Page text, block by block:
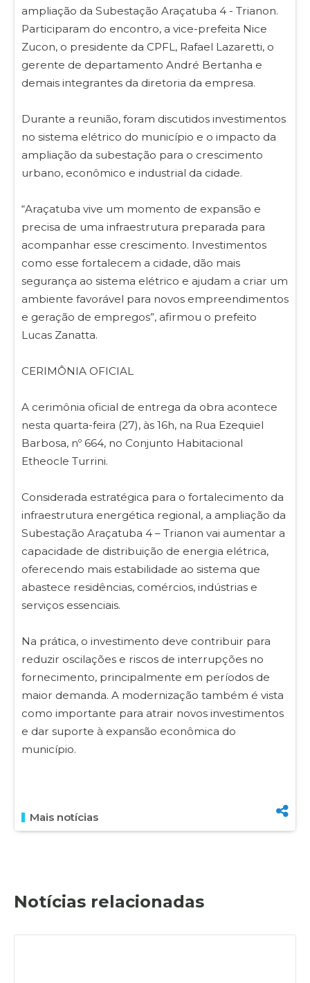
ampliação da Subestação Araçatuba 4 - Trianon.
Participaram do encontro, a vice-prefeita Nice
Zucon, o presidente da CPFL, Rafael Lazaretti, o
gerente de departamento André Bertanha e
demais integrantes da diretoria da empresa.
Durante a reunião, foram discutidos investimentos
no sistema elétrico do município e o impacto da
ampliação da subestação para o crescimento
urbano, econômico e industrial da cidade.
“Araçatuba vive um momento de expansão e
precisa de uma infraestrutura preparada para
acompanhar esse crescimento. Investimentos
como esse fortalecem a cidade, dão mais
segurança ao sistema elétrico e ajudam a criar um
ambiente favorável para novos empreendimentos
e geração de empregos”, afirmou o prefeito
Lucas Zanatta.
CERIMÔNIA OFICIAL
A cerimônia oficial de entrega da obra acontece
nesta quarta-feira (27), às 16h, na Rua Ezequiel
Barbosa, nº 664, no Conjunto Habitacional
Etheocle Turrini.
Considerada estratégica para o fortalecimento da
infraestrutura energética regional, a ampliação da
Subestação Araçatuba 4 – Trianon vai aumentar a
capacidade de distribuição de energia elétrica,
oferecendo mais estabilidade ao sistema que
abastece residências, comércios, indústrias e
serviços essenciais.
Na prática, o investimento deve contribuir para
reduzir oscilações e riscos de interrupções no
fornecimento, principalmente em períodos de
maior demanda. A modernização também é vista
como importante para atrair novos investimentos
e dar suporte à expansão econômica do
município.
Mais notícias
Notícias relacionadas